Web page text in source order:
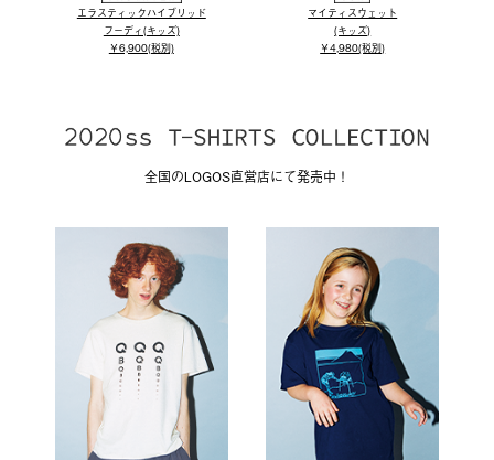
エラスティックハイブリッド
フーディ(キッズ)
￥6,900(税別)
マイティスウェット
(キッズ)
￥4,980(税別)
全国のLOGOS直営店にて発売中！